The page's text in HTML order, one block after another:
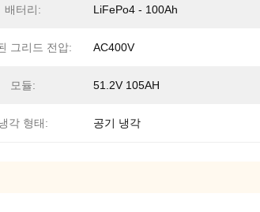
배터리: LiFePo4 - 100Ah
그리드 전압: AC400V
모듈: 51.2V 105AH
각 형태: 공기 냉각